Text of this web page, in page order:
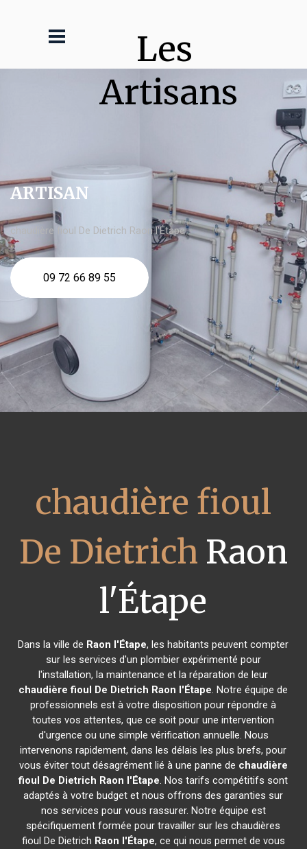
Les
Artisans
ARTISAN
chaudière fioul De Dietrich Raon l'Étape
09 72 66 89 55
chaudière fioul
De Dietrich Raon
l'Étape
Dans la ville de Raon l'Étape, les habitants peuvent compter
sur les services d'un plombier expérimenté pour
l'installation, la maintenance et la réparation de leur
chaudière fioul De Dietrich Raon l'Étape. Notre équipe de
professionnels est à votre disposition pour répondre à
toutes vos attentes, que ce soit pour une intervention
d'urgence ou une simple vérification annuelle. Nous
intervenons rapidement, dans les délais les plus brefs, pour
vous éviter tout désagrément lié à une panne de chaudière
fioul De Dietrich Raon l'Étape. Nos tarifs compétitifs sont
adaptés à votre budget et nous offrons des garanties sur
nos services pour vous rassurer. Notre équipe est
spécifiquement formée pour travailler sur les chaudières
fioul De Dietrich Raon l'Étape, ce qui nous permet de vous